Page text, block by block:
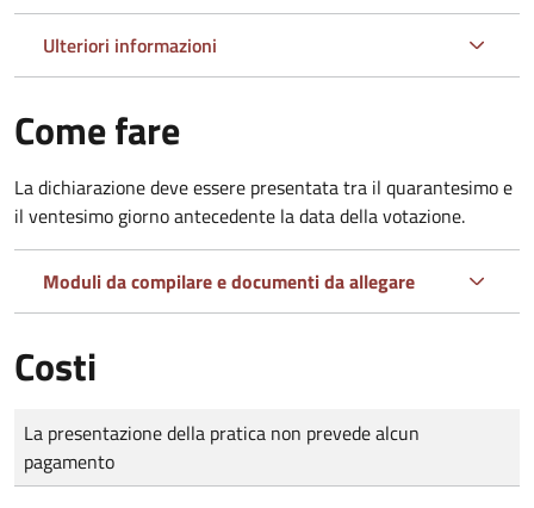
Ulteriori informazioni
Come fare
La dichiarazione deve essere presentata tra il quarantesimo e
il ventesimo giorno antecedente la data della votazione.
Moduli da compilare e documenti da allegare
Costi
Tipo di pagamento
Importo
La presentazione della pratica non prevede alcun
pagamento